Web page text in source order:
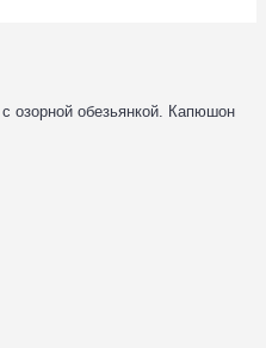
озорной обезьянкой. Капюшон